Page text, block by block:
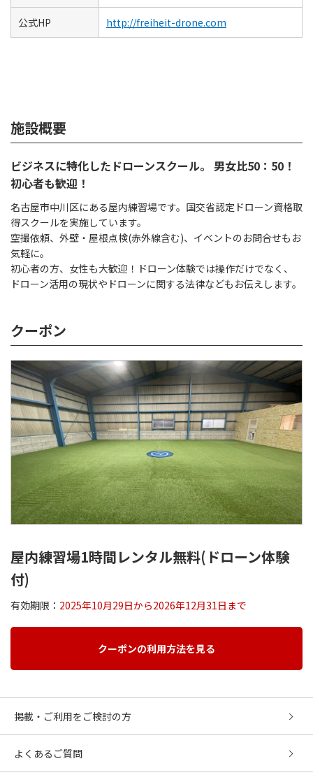
公式HP http://freiheit-drone.com
施設概要
ビジネスに特化したドローンスクール。 男女比50：50！
初心者も歓迎！
名古屋市中川区にある屋内練習場です。国交省認定ドローン資格取
得スクールを実施しています。
空撮依頼、外壁・屋根点検(赤外線含む)、イベントのお問合せもお
気軽に。
初心者の方、女性も大歓迎！ドローン体験では操作だけでなく、
ドローン活用の現状やドローンに関する法律などもお伝えします。
クーポン
屋内練習場1時間レンタル無料(ドローン体験
付)
有効期限： 2025年10月29日から2026年12月31日まで
クーポンの利用方法を見る
掲載・ご利用をご検討の方
よくあるご質問